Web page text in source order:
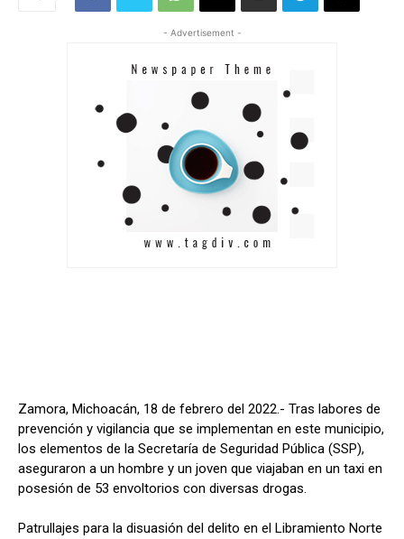
- Advertisement -
Zamora, Michoacán, 18 de febrero del 2022.- Tras labores de
prevención y vigilancia que se implementan en este municipio,
los elementos de la Secretaría de Seguridad Pública (SSP),
aseguraron a un hombre y un joven que viajaban en un taxi en
posesión de 53 envoltorios con diversas drogas.
Patrullajes para la disuasión del delito en el Libramiento Norte